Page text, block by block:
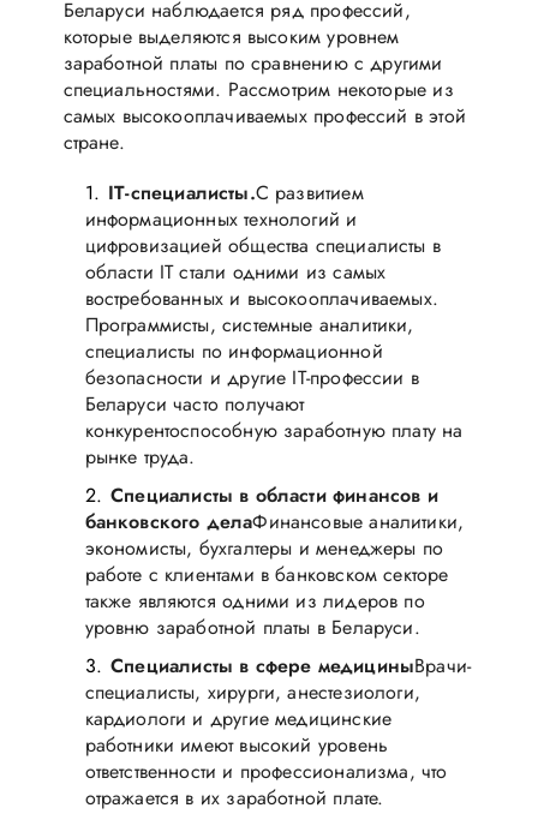
Беларуси наблюдается ряд профессий,
которые выделяются высоким уровнем
заработной платы по сравнению с другими
специальностями. Рассмотрим некоторые из
самых высокооплачиваемых профессий в этой
стране.
IT-специалисты.С развитием
информационных технологий и
цифровизацией общества специалисты в
области IT стали одними из самых
востребованных и высокооплачиваемых.
Программисты, системные аналитики,
специалисты по информационной
безопасности и другие IT-профессии в
Беларуси часто получают
конкурентоспособную заработную плату на
рынке труда.
Специалисты в области финансов и
банковского делаФинансовые аналитики,
экономисты, бухгалтеры и менеджеры по
работе с клиентами в банковском секторе
также являются одними из лидеров по
уровню заработной платы в Беларуси.
Специалисты в сфере медициныВрачи-
специалисты, хирурги, анестезиологи,
кардиологи и другие медицинские
работники имеют высокий уровень
ответственности и профессионализма, что
отражается в их заработной плате.